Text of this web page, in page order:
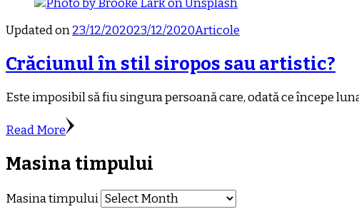
Updated on23/12/202023/12/2020Articole
Crăciunul în stil siropos sau artistic?
Este imposibil să fiu singura persoană care, odată ce începe
Read More
Masina timpului
Masina timpului